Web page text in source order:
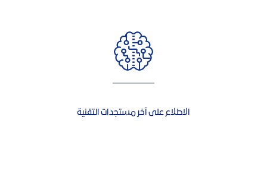
الاطلاع على آخر مستجدات التقنية